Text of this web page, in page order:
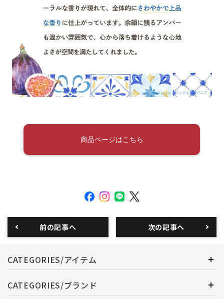
商品ページはこちら
前の記事へ 次の記事へ
CATEGORIES/アイテム
CATEGORIES/ブランド